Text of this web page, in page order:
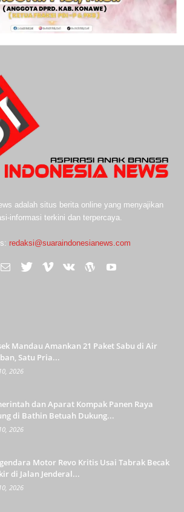
adalah situs berita online yang menyajikan
informasi terkini dan terpercaya.
redaksi@suaraindonesianews.com
Mandau Amankan 21 Paket Sabu di Air
Satu Pria...
2026
dan Aparat Kompak Panen Raya
di Bathin Betuah Dukung...
2026
Motor Revo Kritis Usai Tabrak Becak
di Jalan Jenderal...
2026